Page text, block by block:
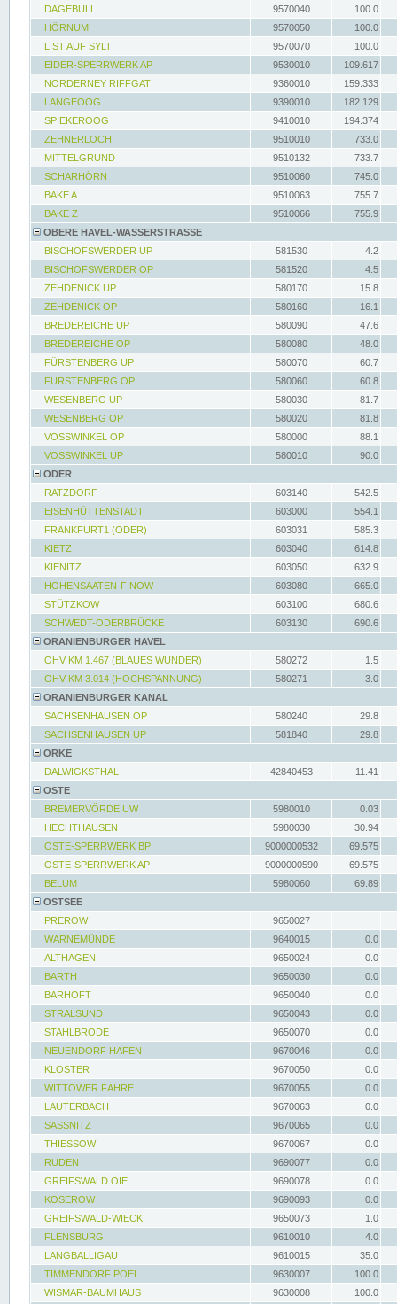
DAGEBÜLL 9570040
100.0
HÖRNUM
9570050
100.0
LIST AUF SYLT
9570070
100.0
EIDER-SPERRWERK AP
9530010
109.617
NORDERNEY RIFFGAT
9360010
159.333
LANGEOOG
9390010
182.129
SPIEKEROOG
9410010
194.374
ZEHNERLOCH
9510010
733.0
MITTELGRUND
9510132
733.7
SCHARHÖRN
9510060
745.0
BAKE A
9510063
755.7
BAKE Z
9510066
755.9
OBERE HAVEL-WASSERSTRASSE
BISCHOFSWERDER UP
581530
4.2
BISCHOFSWERDER OP
581520
4.5
ZEHDENICK UP
580170
15.8
ZEHDENICK OP
580160
16.1
BREDEREICHE UP
580090
47.6
BREDEREICHE OP
580080
48.0
FÜRSTENBERG UP
580070
60.7
FÜRSTENBERG OP
580060
60.8
WESENBERG UP
580030
81.7
WESENBERG OP
580020
81.8
VOSSWINKEL OP
580000
88.1
VOSSWINKEL UP
580010
90.0
ODER
RATZDORF
603140
542.5
EISENHÜTTENSTADT
603000
554.1
FRANKFURT1 (ODER)
603031
585.3
KIETZ
603040
614.8
KIENITZ
603050
632.9
HOHENSAATEN-FINOW
603080
665.0
STÜTZKOW
603100
680.6
SCHWEDT-ODERBRÜCKE
603130
690.6
ORANIENBURGER HAVEL
OHV KM 1.467 (BLAUES WUNDER)
580272
1.5
OHV KM 3.014 (HOCHSPANNUNG)
580271
3.0
ORANIENBURGER KANAL
SACHSENHAUSEN OP
580240
29.8
SACHSENHAUSEN UP
581840
29.8
ORKE
DALWIGKSTHAL
42840453
11.41
OSTE
BREMERVÖRDE UW
5980010
0.03
HECHTHAUSEN
5980030
30.94
OSTE-SPERRWERK BP
9000000532
69.575
OSTE-SPERRWERK AP
9000000590
69.575
BELUM
5980060
69.89
OSTSEE
PREROW
9650027
WARNEMÜNDE
9640015
0.0
ALTHAGEN
9650024
0.0
BARTH
9650030
0.0
BARHÖFT
9650040
0.0
STRALSUND
9650043
0.0
STAHLBRODE
9650070
0.0
NEUENDORF HAFEN
9670046
0.0
KLOSTER
9670050
0.0
WITTOWER FÄHRE
9670055
0.0
LAUTERBACH
9670063
0.0
SASSNITZ
9670065
0.0
THIESSOW
9670067
0.0
RUDEN
9690077
0.0
GREIFSWALD OIE
9690078
0.0
KOSEROW
9690093
0.0
GREIFSWALD-WIECK
9650073
1.0
FLENSBURG
9610010
4.0
LANGBALLIGAU
9610015
35.0
TIMMENDORF POEL
9630007
100.0
WISMAR-BAUMHAUS
9630008
100.0